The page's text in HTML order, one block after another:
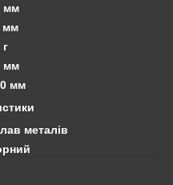
мм
мм
г
мм
мм
металів